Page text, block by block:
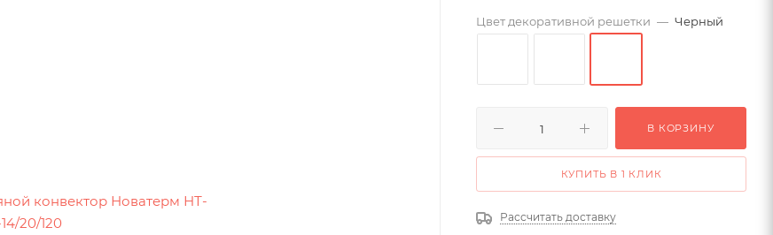
Цвет декоративной решетки — Черный
В КОРЗИНУ
КУПИТЬ В 1 КЛИК
Рассчитать доставку